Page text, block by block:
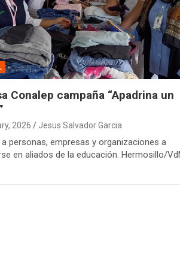
Conalep campaña “Apadrina un
2026 Jesus Salvador Garcia
a personas, empresas y organizaciones a
en aliados de la educación. Hermosillo/